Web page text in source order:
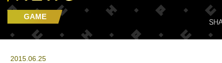
GAME
2015.06.25